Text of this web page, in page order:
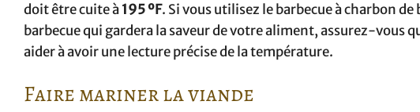
doit être cuite à195 ºF. Si vous utilisez le barbecue à charbon
barbecue qui gardera la saveur de votre aliment, assurez-vous
aider à avoir une lecture précise de la température.
Faire mariner la viande